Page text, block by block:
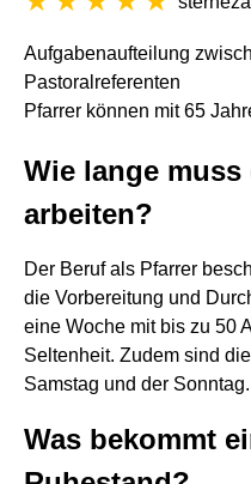
Aufgabenaufteilung
Pastoralreferenten
Pfarrer können mit 65
Wie lange muss
arbeiten?
Der Beruf als Pfarrer
die Vorbereitung und
eine Woche mit bis zu 50
Seltenheit. Zudem sind
Samstag und der Sonntag.
Was bekommt